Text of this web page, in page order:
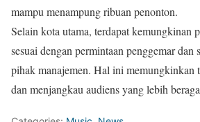
mampu menampung ribuan penonton.
Selain kota utama, terdapat kemungkinan
sesuai dengan permintaan penggemar dan
pihak manajemen. Hal ini memungkinkan
dan menjangkau audiens yang lebih